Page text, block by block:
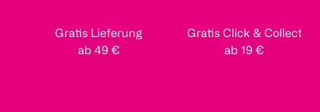
Gratis Lieferung
ab 49 €
Gratis Click & Collect
ab 19 €